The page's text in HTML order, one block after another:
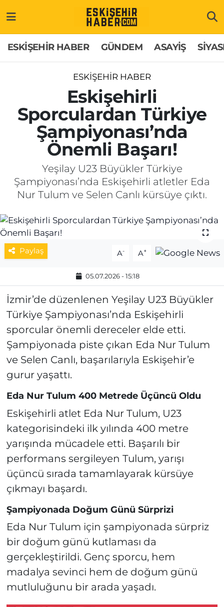
ESKİŞEHİR HABER GÜNDEM ASAYİŞ
ESKİŞEHİR HABER
Eskişehirli
Sporculardan Türkiye
Şampiyonası’nda
Önemli Başarı!
Yeşilay U23 Büyükler Türkiye
Şampiyonası’nda Eskişehirli atletler Eda
Nur Tulum ve Selen Canlı kürsüye çıktı.
Paylaş A- A+
05.07.2026 - 15:18
İzmir’de düzenlenen Yeşilay U23 Büyükler
Türkiye Şampiyonası’nda Eskişehirli
sporcular önemli dereceler elde etti.
Şampiyonada piste çıkan Eda Nur Tulum
ve Selen Canlı, başarılarıyla Eskişehir’e
gurur yaşattı.
Eda Nur Tulum 400 Metrede Üçüncü Oldu
Eskişehirli atlet Eda Nur Tulum, U23
kategorisindeki ilk yılında 400 metre
yarışında mücadele etti. Başarılı bir
performans sergileyen Tulum, yarışı
üçüncü sırada tamamlayarak kürsüye
çıkmayı başardı.
Şampiyonada Doğum Günü Sürprizi
Eda Nur Tulum için şampiyonada sürpriz
bir doğum günü kutlaması da
gerçekleştirildi. Genç sporcu, hem
madalya sevinci hem de doğum günü
mutluluğunu bir arada yaşadı.
GÜNDEM
SİYASET
EKONOMİ
SAĞLIK
EĞİTİM
SPOR
MAGAZİN
Hakkımızda
Künye
Odunpazarı Trafik Yoğunluk Haritası
Süper Lig Puan Durumu ve Fikstür
Tüm Manşetler
Son Dakika Haberleri
Haber Arşivi